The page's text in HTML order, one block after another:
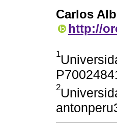
Carlos
http://
1
2